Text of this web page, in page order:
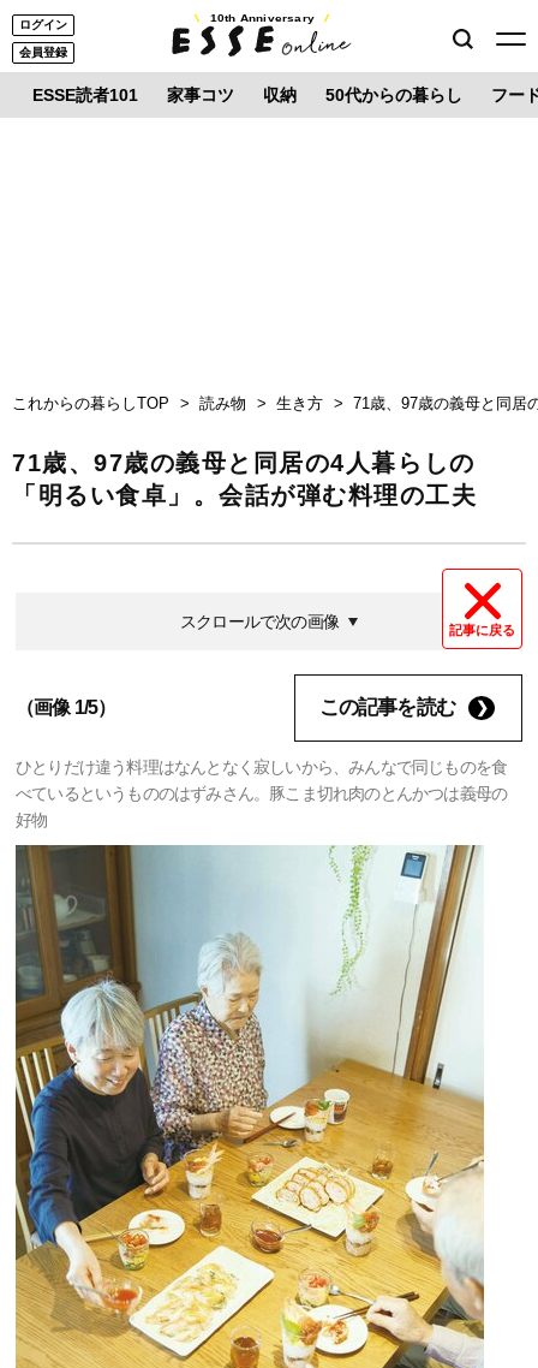
ログイン
会員登録
10th Anniversary
ESSE読者101 家事コツ 収納 50代からの暮らし フー
これからの暮らしTOP 読み物 生き方 71歳、97歳の義母と同居
71歳、97歳の義母と同居の4人暮らしの
「明るい食卓」。会話が弾む料理の工夫
記事に戻る
スクロールで次の画像
（画像 1/5） この記事を読む
ひとりだけ違う料理はなんとなく寂しいから、みんなで同じものを食
べているというもののはずみさん。豚こま切れ肉のとんかつは義母の
好物